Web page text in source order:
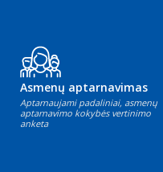
Asmenų aptarnavimas
Aptarnaujami padaliniai, asmenų
aptarnavimo kokybės vertinimo
anketa